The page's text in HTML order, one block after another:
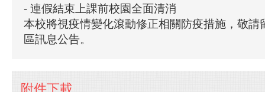
- 連假結束上課前校園全面清消
本校將視疫情變化滾動修正相關防疫措施，敬請
區訊息公告。
附件下載